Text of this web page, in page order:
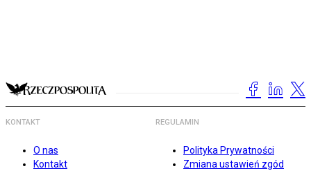
KONTAKT
O nas
Kontakt
REGULAMIN
Polityka Prywatności
Zmiana ustawień zgód